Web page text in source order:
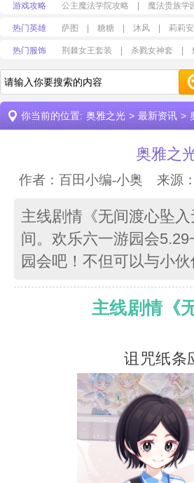
游戏攻略 公主魔法学院攻略 魔法贵族学
热门英雄 萨图 糖糖 沐风 莉莉安
热门服饰 荆棘女王套装 杀戮女神套
你当前的位置: 奥雅之光 > 最新资讯 >
奥雅之
作者：百田小编-小奥 来源：
主线剧情《无间渡心坠
间。欢乐六一游园会
园会吧！不但可以与小
主线剧情《
诅咒纸条